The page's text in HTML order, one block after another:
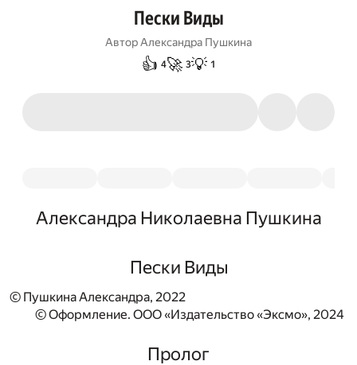
Пески Виды
АвторАлександра Пушкина
👍 4🚀 3💡 1
Александра Николаевна Пушкина
Пески Виды
© Пушкина Александра, 2022
© Оформление. ООО «Издательство «Эксмо», 2024
Пролог